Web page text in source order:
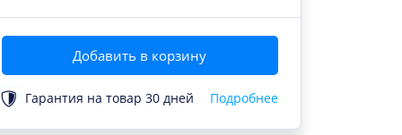
Добавить в корзину
Гарантия на товар 30 дней Подробнее